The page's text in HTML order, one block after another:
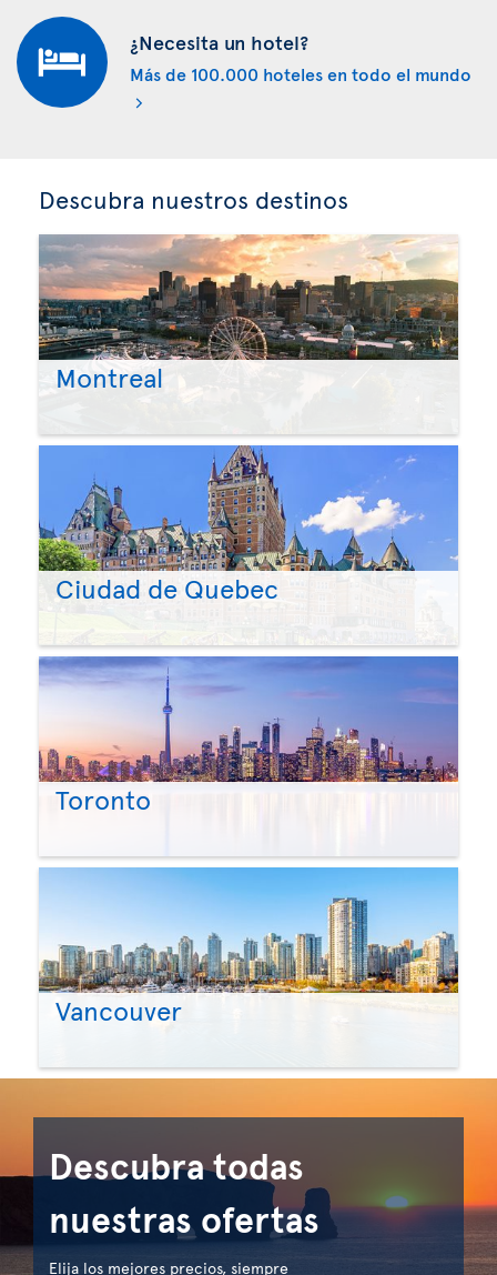
¿Necesita un hotel?
Más de 100.000 hoteles en todo el mundo
Descubra nuestros destinos
Montreal
Ciudad de Quebec
Toronto
Vancouver
Descubra todas
nuestras ofertas
Elija los mejores precios, siempre